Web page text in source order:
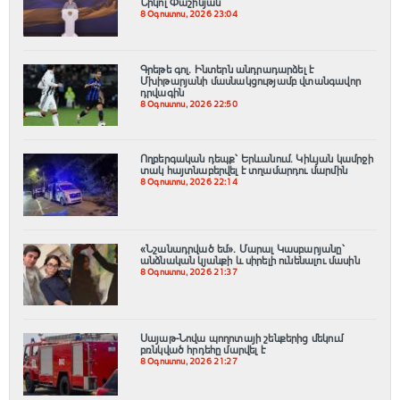
Նիկոլ Փաշինյան
8 Օգոստոս, 2026 23:04
Գրեթե գոլ. Ինտերն անդրադարձել է
Մխիթարյանի մասնակցությամբ վտանգավոր
դրվագին
8 Օգոստոս, 2026 22:50
Ողբերգական դեպք՝ Երևանում․ Կիևյան կամրջի
տակ հայտնաբերվել է տղամարդու մարմին
8 Օգոստոս, 2026 22:14
«Նշանադրված եմ». Մարալ Կասբարյանը՝
անձնական կյանքի և սիրելի ունենալու մասին
8 Օգոստոս, 2026 21:37
Սայաթ-Նովա պողոտայի շենքերից մեկում
բռնկված հրդեհը մարվել է
8 Օգոստոս, 2026 21:27